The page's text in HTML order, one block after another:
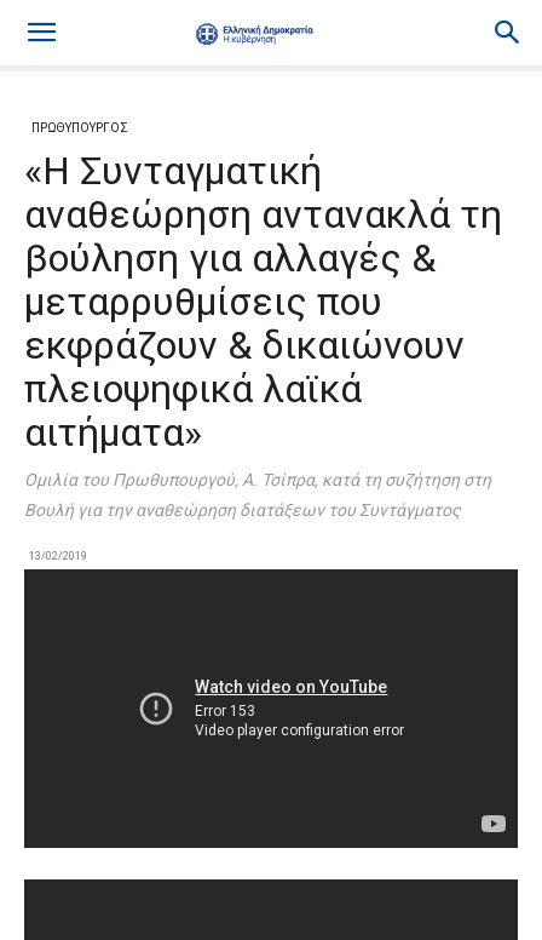
ΠΡΩΘΥΠΟΥΡΓΟΣ
«Η Συνταγματική
αναθεώρηση αντανακλά τη
βούληση για αλλαγές &
μεταρρυθμίσεις που
εκφράζουν & δικαιώνουν
πλειοψηφικά λαϊκά
αιτήματα»
Ομιλία του Πρωθυπουργού, Α. Τσίπρα, κατά τη συζήτηση στη
Βουλή για την αναθεώρηση διατάξεων του Συντάγματος
13/02/2019